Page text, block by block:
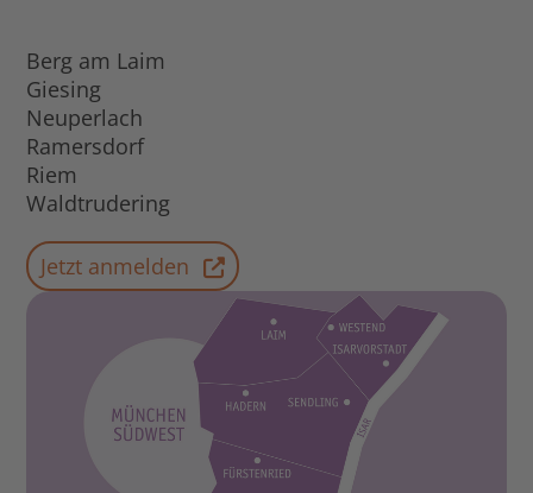
Berg am Laim
Giesing
Neuperlach
Ramersdorf
Riem
Waldtrudering
Jetzt anmelden